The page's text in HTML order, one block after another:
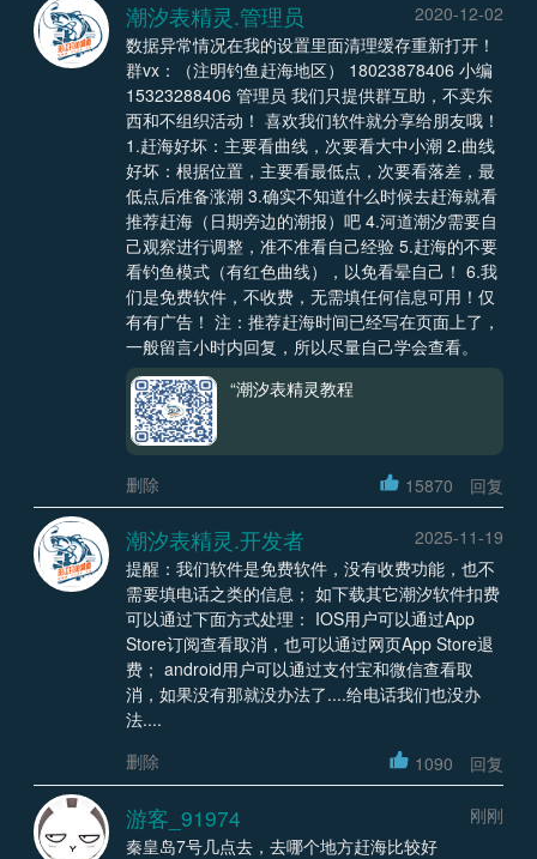
潮汐表精灵.管理员
2020-12-02
数据异常情况在我的设置里面清理缓存重新打开！
群vx：（注明钓鱼赶海地区） 18023878406 小编
15323288406 管理员 我们只提供群互助，不卖东
西和不组织活动！ 喜欢我们软件就分享给朋友哦！
1.赶海好坏：主要看曲线，次要看大中小潮 2.曲线
好坏：根据位置，主要看最低点，次要看落差，最
低点后准备涨潮 3.确实不知道什么时候去赶海就看
推荐赶海（日期旁边的潮报）吧 4.河道潮汐需要自
己观察进行调整，准不准看自己经验 5.赶海的不要
看钓鱼模式（有红色曲线），以免看晕自己！ 6.我
们是免费软件，不收费，无需填任何信息可用！仅
有有广告！ 注：推荐赶海时间已经写在页面上了，
一般留言小时内回复，所以尽量自己学会查看。
“潮汐表精灵教程
删除 15870 回复
潮汐表精灵.开发者
2025-11-19
提醒：我们软件是免费软件，没有收费功能，也不
需要填电话之类的信息； 如下载其它潮汐软件扣费
可以通过下面方式处理： IOS用户可以通过App
Store订阅查看取消，也可以通过网页App Store退
费； android用户可以通过支付宝和微信查看取
消，如果没有那就没办法了....给电话我们也没办
法....
删除
1090 回复
游客_91974
刚刚
秦皇岛7号几点去，去哪个地方赶海比较好